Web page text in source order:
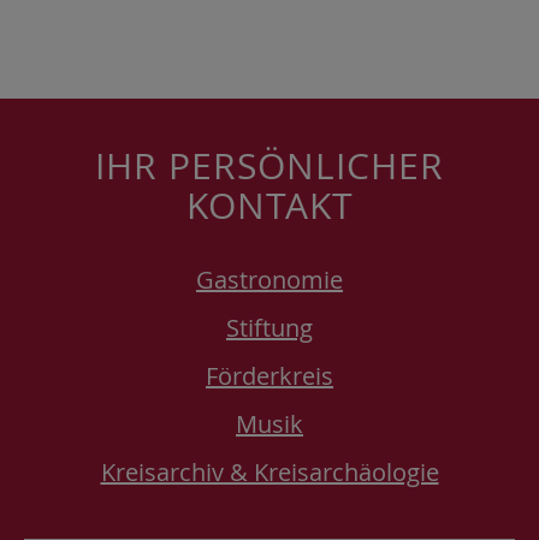
IHR PERSÖNLICHER
KONTAKT
Gastronomie
Stiftung
Förderkreis
Musik
Kreisarchiv & Kreisarchäologie